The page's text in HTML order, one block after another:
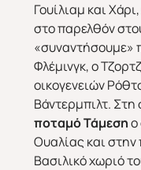
Γουίλιαμ και
στο παρελθόν
«συναντήσουμε»
Φλέμινγκ, ο
οικογενειών
Βάντερμπιλτ.
ποταμό Τάμεσηο
Ουαλίας και στην
Βασιλικό χωριό